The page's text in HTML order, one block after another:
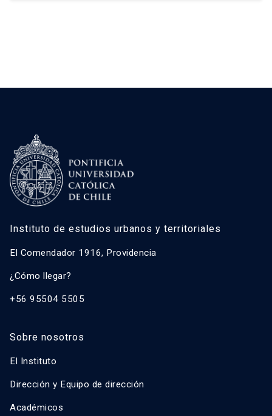
Instituto de estudios urbanos y territoriales
El Comendador 1916, Providencia
¿Cómo llegar?
+56 95504 5505
Sobre nosotros
El Instituto
Dirección y Equipo de dirección
Académicos